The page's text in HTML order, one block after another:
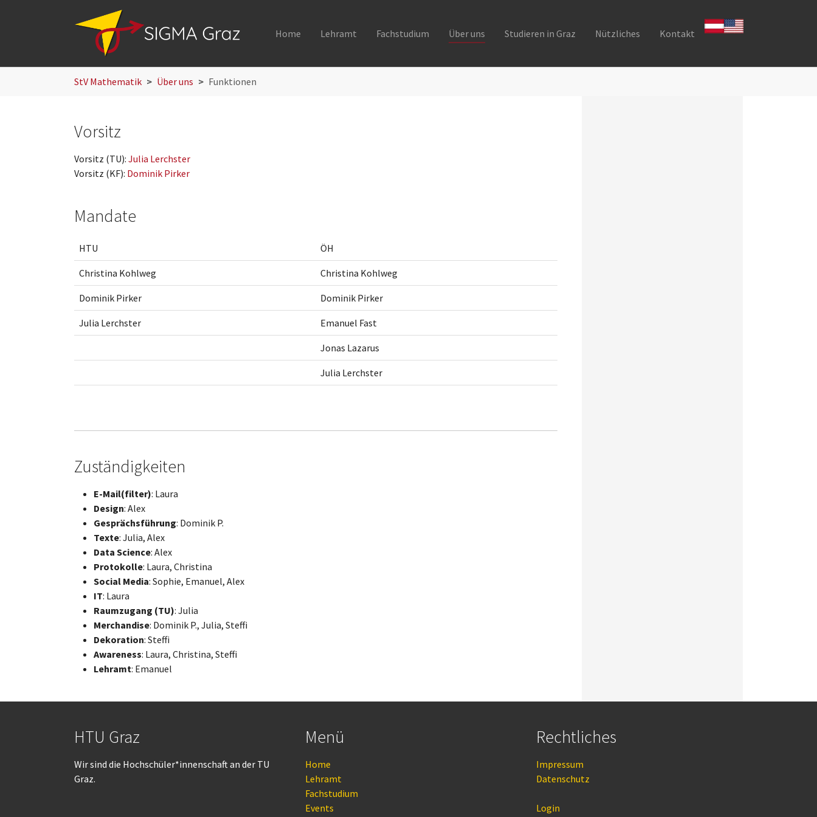
Home Lehramt Fachstudium Über uns Studieren in Graz Nützliches Kontakt
StV Mathematik Über uns Funktionen
Vorsitz
Vorsitz (TU): Julia Lerchster
Vorsitz (KF): Dominik Pirker
Mandate
HTU ÖH
Christina Kohlweg Christina Kohlweg
Dominik Pirker Dominik Pirker
Julia Lerchster Emanuel Fast
Jonas Lazarus
Julia Lerchster
Zuständigkeiten
E-Mail(filter): Laura
Design: Alex
Gesprächsführung: Dominik P.
Texte: Julia, Alex
Data Science: Alex
Protokolle: Laura, Christina
Social Media: Sophie, Emanuel, Alex
IT: Laura
Raumzugang (TU): Julia
Merchandise: Dominik P., Julia, Steffi
Dekoration: Steffi
Awareness: Laura, Christina, Steffi
Lehramt: Emanuel
HTU Graz
Wir sind die Hochschüler*innenschaft an der TU
Graz.
Menü
Home
Lehramt
Fachstudium
Events
Rechtliches
Impressum
Datenschutz
Login